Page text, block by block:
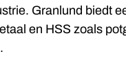
Granlund biedt
en HSS zoals